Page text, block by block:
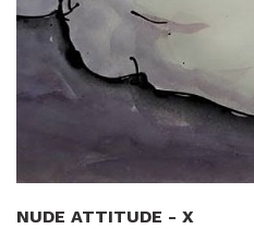
NUDE ATTITUDE - X